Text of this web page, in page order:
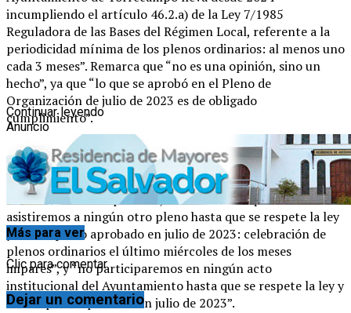
incumpliendo el artículo 46.2.a) de la Ley 7/1985
Reguladora de las Bases del Régimen Local, referente a la
periodicidad mínima de los plenos ordinarios: al menos uno
cada 3 meses”. Remarca que “no es una opinión, sino un
hecho”, ya que “lo que se aprobó en el Pleno de
Organización de julio de 2023 es de obligado
cumplimiento”.
Según especifica en redes sociales, “cuando se ignoran
acuerdos plenarios y se vulneran los derechos de
representación, se está atacando directamente a la
democracia municipal”. Así, ha establecido que “no
asistiremos a ningún otro pleno hasta que se respete la ley
y se cumpla lo aprobado en julio de 2023: celebración de
plenos ordinarios el último miércoles de los meses
impares”, y “no participaremos en ningún acto
institucional del Ayuntamiento hasta que se respete la ley y
se cumpla lo aprobado en julio de 2023”.
Continuar leyendo
Anuncio
Más para ver
Clic para comentar
Dejar un comentario